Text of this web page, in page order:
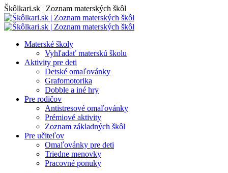
Skip
to
content
Škôlkari.sk | Zoznam materských škôl
Materské školy
Vyhľadať materskú školu
Aktivity pre deti
Detské omaľovánky
Grafomotorika
Dobble a iné hry
Pre rodičov
Antistresové omaľovánky
Prémiové aktivity
Zoznam základných škôl
Pre učiteľov
Omaľovánky pre deti
Triedne menovky
Pracovné ponuky